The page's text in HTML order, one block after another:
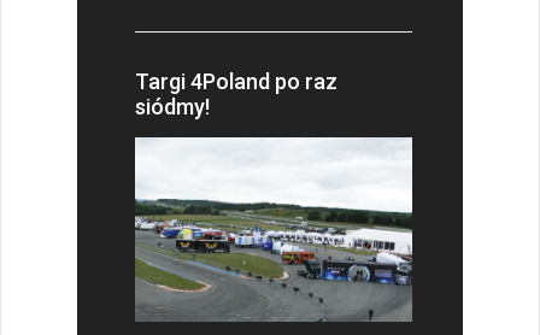
Targi 4Poland po raz
siódmy!